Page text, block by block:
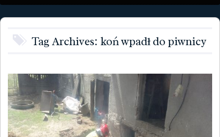
Tag Archives: koń wpadł do piwnicy